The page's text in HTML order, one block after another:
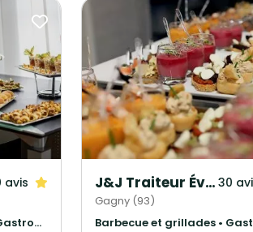
avis
Barbecue et grillades • Gastronomique • Français Traditionnel
J&J Traiteur Événementiel 30
Gagny (93)